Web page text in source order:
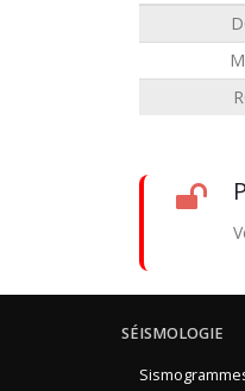
SÉISMOLOGIE